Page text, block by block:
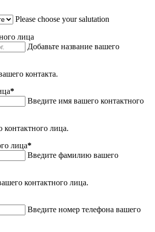
Please choose your salutation
лица
Добавьте название вашего
контакта.
*
Введите имя вашего контактного
лица.
лица*
Введите фамилию вашего
контактного лица.
Введите номер телефона вашего